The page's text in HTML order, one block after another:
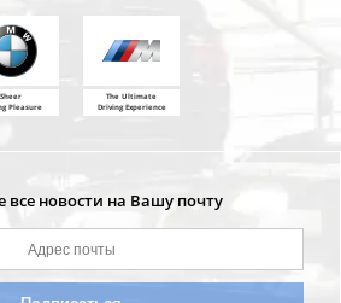
Sheer
Pleasure
The Ultimate
Driving Experience
все новости на Вашу почту